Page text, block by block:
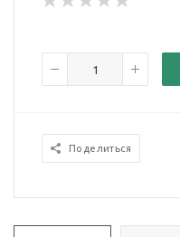
Поделиться